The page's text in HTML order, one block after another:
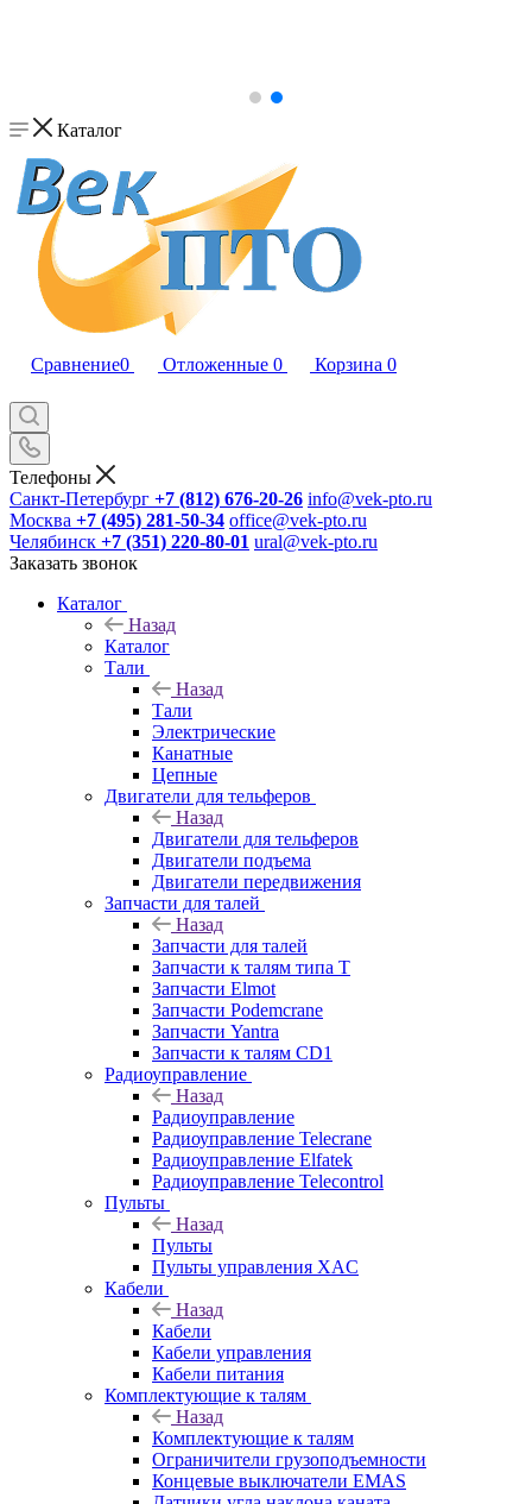
Каталог
Сравнение0 Отложенные 0 Корзина 0
Телефоны
Санкт-Петербург +7 (812) 676-20-26 info@vek-pto.ru
Москва +7 (495) 281-50-34 office@vek-pto.ru
Челябинск +7 (351) 220-80-01 ural@vek-pto.ru
Заказать звонок
Каталог
Назад
Каталог
Тали
Назад
Тали
Электрические
Канатные
Цепные
Двигатели для тельферов
Назад
Двигатели для тельферов
Двигатели подъема
Двигатели передвижения
Запчасти для талей
Назад
Запчасти для талей
Запчасти к талям типа Т
Запчасти Elmot
Запчасти Podemcrane
Запчасти Yantra
Запчасти к талям CD1
Радиоуправление
Назад
Радиоуправление
Радиоуправление Telecrane
Радиоуправление Elfatek
Радиоуправление Telecontrol
Пульты
Назад
Пульты
Пульты управления XAC
Кабели
Назад
Кабели
Кабели управления
Кабели питания
Комплектующие к талям
Назад
Комплектующие к талям
Ограничители грузоподъемности
Концевые выключатели EMAS